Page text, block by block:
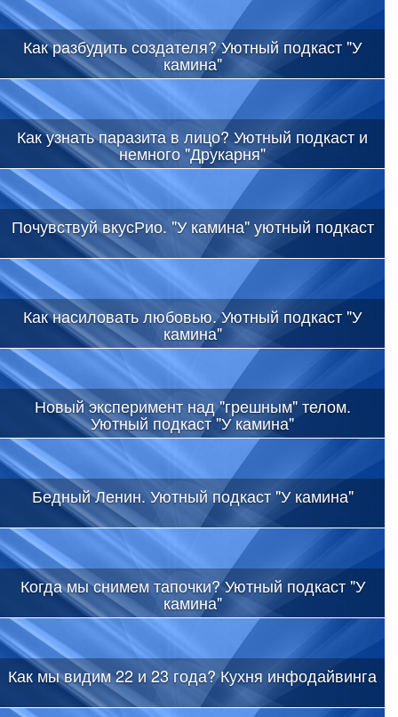
Как разбудить создателя? Уютный подкаст "У
камина"
Как узнать паразита в лицо? Уютный подкаст и
немного "Друкарня"
Почувствуй вкусРио. "У камина" уютный подкаст
Как насиловать любовью. Уютный подкаст "У
камина"
Новый эксперимент над "грешным" телом.
Уютный подкаст "У камина"
Бедный Ленин. Уютный подкаст "У камина"
Когда мы снимем тапочки? Уютный подкаст "У
камина"
Как мы видим 22 и 23 года? Кухня инфодайвинга